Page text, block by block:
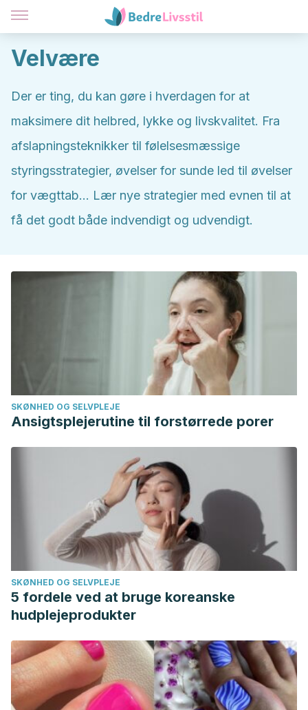
Velvære
Der er ting, du kan gøre i hverdagen for at
maksimere dit helbred, lykke og livskvalitet. Fra
afslapningsteknikker til følelsesmæssige
styringsstrategier, øvelser for sunde led til øvelser
for vægttab... Lær nye strategier med evnen til at
få det godt både indvendigt og udvendigt.
SKØNHED OG SELVPLEJE
Ansigtsplejerutine til forstørrede porer
SKØNHED OG SELVPLEJE
5 fordele ved at bruge koreanske
hudplejeprodukter